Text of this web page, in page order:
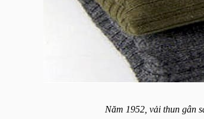
Năm 1952, vải thun gân